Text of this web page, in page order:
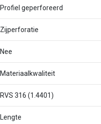
Profiel geperforeerd
Zijperforatie
Nee
Materiaalkwaliteit
RVS 316 (1.4401)
Lengte